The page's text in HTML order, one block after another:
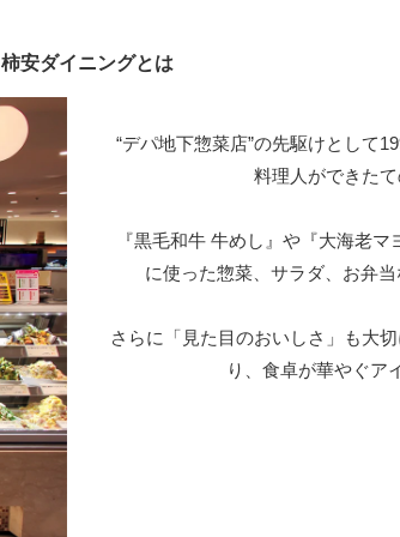
柿安ダイニングとは
“デパ地下惣菜店”の先駆けとして
料理人ができたて
『黒毛和牛 牛めし』や『大海老
に使った惣菜、サラダ、お弁
さらに「見た目のおいしさ」も大
り、食卓が華やぐア